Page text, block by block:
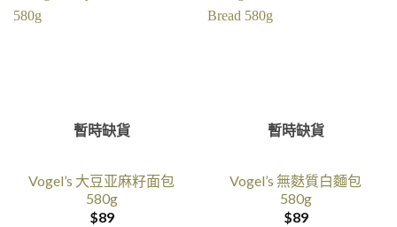
暫時缺貨
Vogel’s 大豆亚麻籽面包
580g
$89
暫時缺貨
Vogel’s 無麩質白麵包
580g
$89